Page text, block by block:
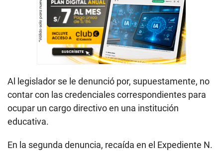
Al legislador se le denunció por, supuestamente, no
contar con las credenciales correspondientes para
ocupar un cargo directivo en una institución
educativa.
En la segunda denuncia, recaída en el Expediente N.